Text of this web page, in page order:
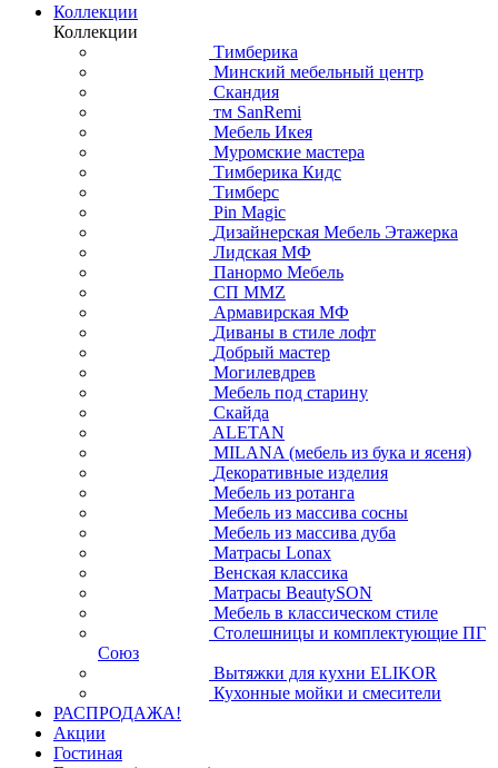
Коллекции
Коллекции
Тимберика
Минский мебельный центр
Скандия
тм SanRemi
Мебель Икея
Муромские мастера
Тимберика Кидс
Тимберс
Pin Magic
Дизайнерская Мебель Этажерка
Лидская МФ
Панормо Мебель
СП ММZ
Армавирская МФ
Диваны в стиле лофт
Добрый мастер
Могилевдрев
Мебель под старину
Скайда
ALETAN
MILANA (мебель из бука и ясеня)
Декоративные изделия
Мебель из ротанга
Мебель из массива сосны
Мебель из массива дуба
Матрасы Lonax
Венская классика
Матрасы BeautySON
Мебель в классическом стиле
Столешницы и комплектующие ПГ
Союз
Вытяжки для кухни ELIKOR
Кухонные мойки и смесители
РАСПРОДАЖА!
Акции
Гостиная